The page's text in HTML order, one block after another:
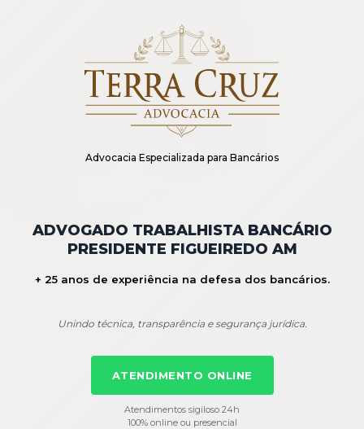
Advocacia Especializada para Bancários
ADVOGADO TRABALHISTA BANCÁRIO
PRESIDENTE FIGUEIREDO AM
+ 25 anos de experiência na defesa dos bancários.
Unindo técnica, transparência e segurança jurídica.
ATENDIMENTO ONLINE
Atendimentos sigiloso 24h
100% online ou presencial